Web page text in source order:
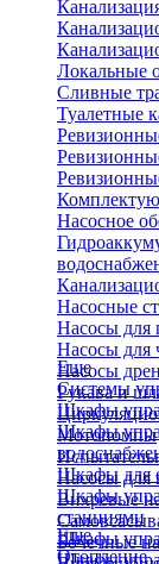
Локальные
Сливные
Туалетные
Насосное
Насосные
Насосы для
Насосы для
Насосы
Рукава и
Мотопомпы
Насосы для
Вихревые
Бочечные
Еще
Системы
Шкафы
Шкафы
Шкафы для
Шкафы
станциями
Шкафы
Шкафы
Еще
Отопление